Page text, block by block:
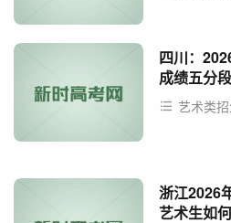
四川：
成绩五分
艺术类
浙江2026
艺术生如